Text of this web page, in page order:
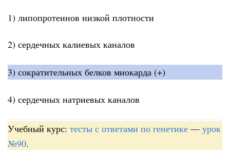
1) липопротеинов низкой плотности
2) сердечных калиевых каналов
3) сократительных белков миокарда (+)
4) сердечных натриевых каналов
Учебный курс: тесты с ответами по генетике — урок
№90.